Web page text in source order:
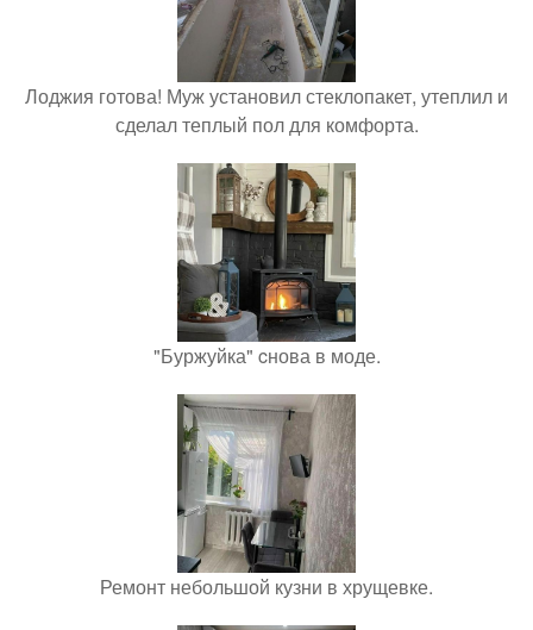
Лоджия готова! Муж установил стеклопакет, утеплил и
сделал теплый пол для комфорта.
"Буржуйка" cнова в моде.
Ремонт небольшой кузни в хрущевке.